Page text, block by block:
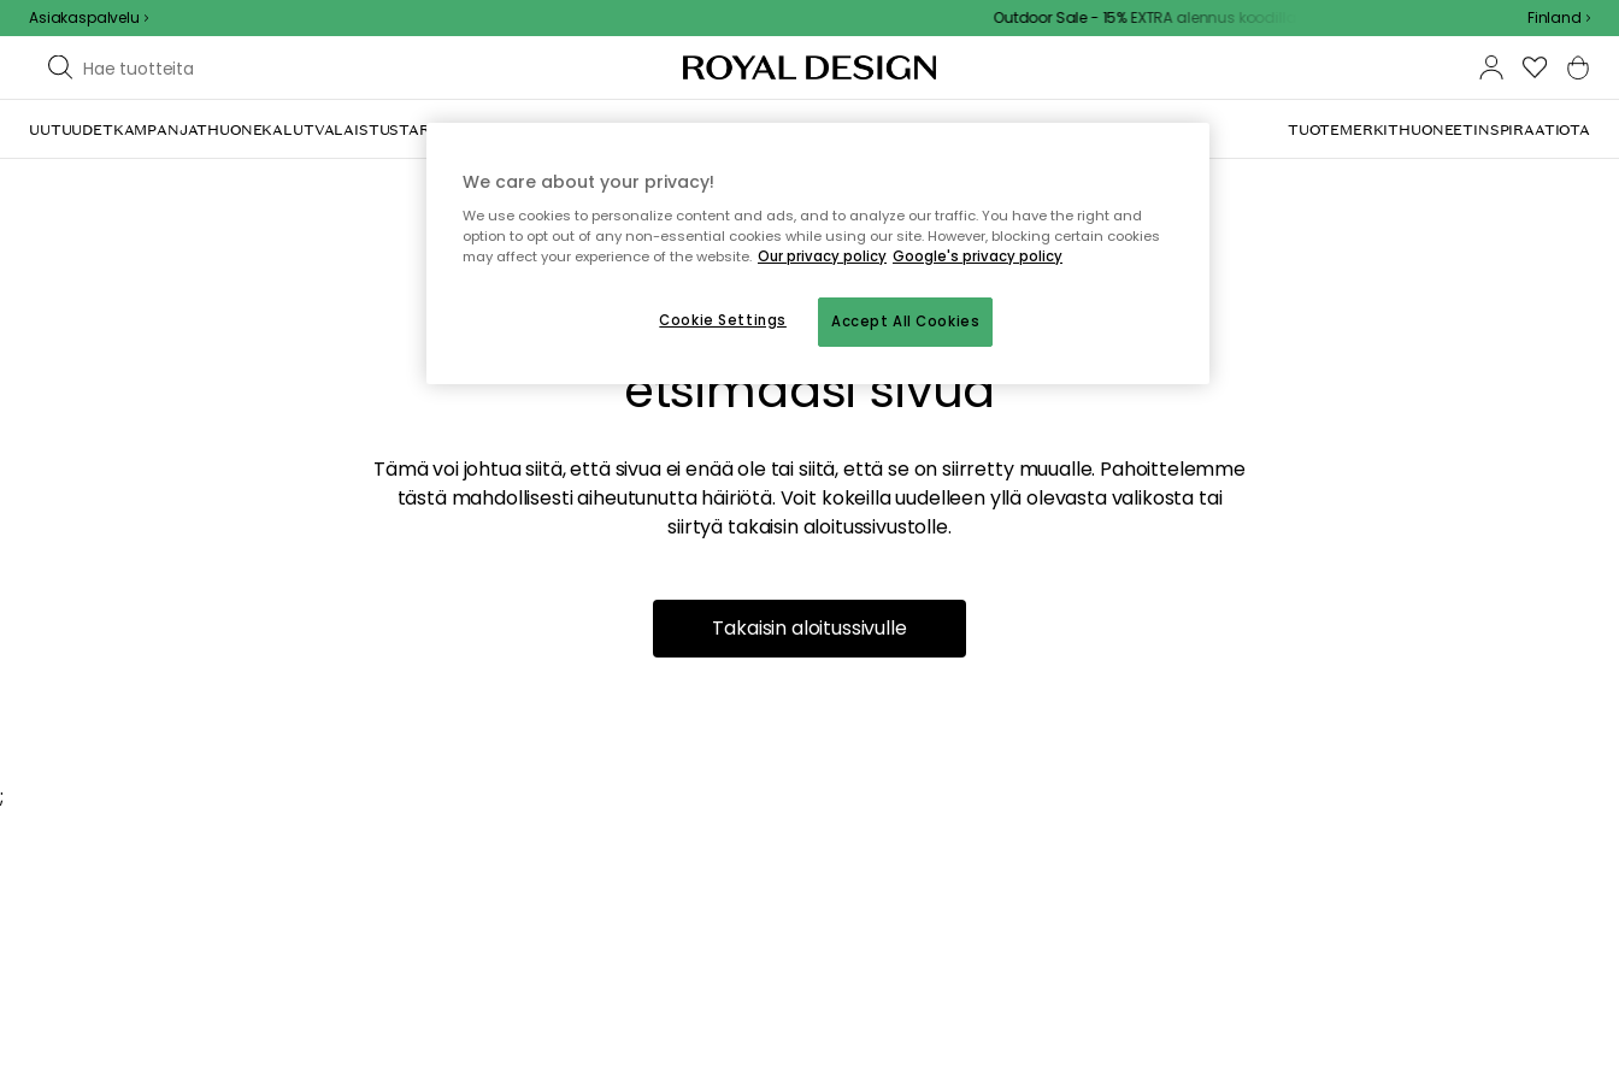
Asiakaspalvelu Outdoor Sale - 15% EXTRA alennus koodilla Finland
UUTUUDETKAMPANJATHUONEKALUTVALAISTUSTARJOILU JA KATTAUSSISUSTUSTEKSTIILIT & MATOTKEITTIÖSÄILYTYSULKOKALUSTEET TUOTEMERKITHUONEETINSPIRAATIOTA
Emme valitettavasti löydä
etsimääsi sivua
Tämä voi johtua siitä, että sivua ei enää ole tai siitä, että se on siirretty muualle. Pahoittelemme
tästä mahdollisesti aiheutunutta häiriötä. Voit kokeilla uudelleen yllä olevasta valikosta tai
siirtyä takaisin aloitussivustolle.
Takaisin aloitussivulle
;
We care about your privacy!
We use cookies to personalize content and ads, and to analyze our traffic. You have the right and
option to opt out of any non-essential cookies while using our site. However, blocking certain cookies
may affect your experience of the website. Our privacy policy Google's privacy policy
Accept All Cookies
Cookie Settings